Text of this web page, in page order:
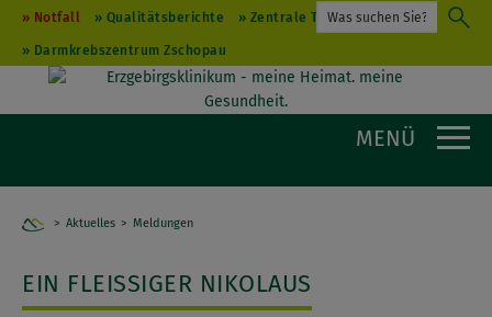
Notfall Qualitätsberichte Zentrale Terminvergabe
Darmkrebszentrum Zschopau
MENÜ
Home
Aktuelles Meldungen
EIN FLEISSIGER NIKOLAUS